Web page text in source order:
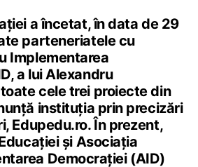
a încetat, în data de 29
parteneriatele cu
Implementarea
a lui Alexandru
cele trei proiecte din
instituția prin precizări
Edupedu.ro. În prezent,
și Asociația
Democrației (AID)